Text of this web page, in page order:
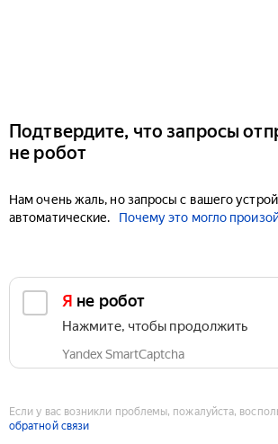
Подтвердите, что запросы
не робот
Нам очень жаль, но запросы с вашего
автоматические.
Почему это могло
Я не робот
Нажмите, чтобы продолжить
Yandex SmartCaptcha
Если у вас возникли проблемы, пожалуйста,
обратной связи